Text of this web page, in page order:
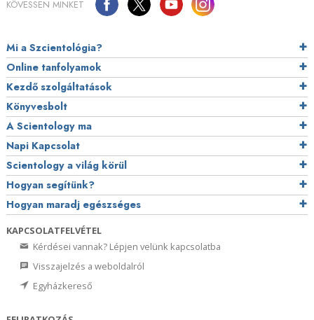
KÖVESSEN MINKET
Mi a Szcientológia?
Online tanfolyamok
Kezdő szolgáltatások
Könyvesbolt
A Scientology ma
Napi Kapcsolat
Scientology a világ körül
Hogyan segítünk?
Hogyan maradj egészséges
KAPCSOLATFELVÉTEL
Kérdései vannak? Lépjen velünk kapcsolatba
Visszajelzés a weboldalról
Egyházkereső